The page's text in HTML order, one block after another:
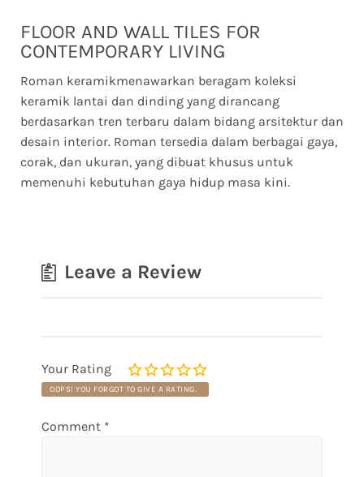
FLOOR AND WALL TILES FOR
CONTEMPORARY LIVING
Roman keramikmenawarkan beragam koleksi
keramik lantai dan dinding yang dirancang
berdasarkan tren terbaru dalam bidang arsitektur dan
desain interior. Roman tersedia dalam berbagai gaya,
corak, dan ukuran, yang dibuat khusus untuk
memenuhi kebutuhan gaya hidup masa kini.
Leave a Review
Your Rating
OOPS! YOU FORGOT TO GIVE A RATING.
Comment *